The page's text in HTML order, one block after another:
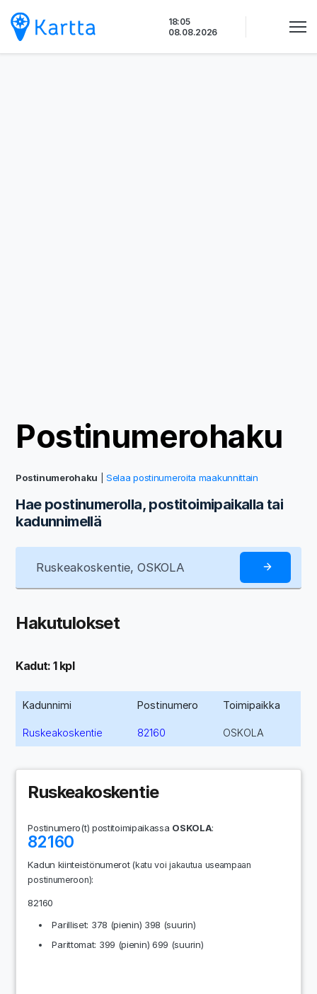
sisältöön
18:05
08.08.2026
Postinumerohaku
Postinumerohaku |Selaa postinumeroita maakunnittain
Hae postinumerolla, postitoimipaikalla tai
kadunnimellä
Hakutulokset
Kadut: 1 kpl
Kadunnimi Postinumero Toimipaikka
Ruskeakoskentie 82160 OSKOLA
Ruskeakoskentie
Postinumero(t) postitoimipaikassa OSKOLA:
82160
Kadun kiinteistönumerot(katu voi jakautua useampaan
postinumeroon):
82160
Parilliset: 378 (pienin) 398 (suurin)
Parittomat: 399 (pienin) 699 (suurin)